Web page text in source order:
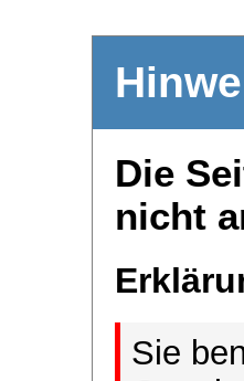
Die
nicht
Sie